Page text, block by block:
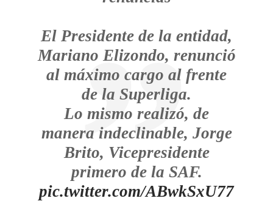
El Presidente de la entidad,
Mariano Elizondo, renunció
al máximo cargo al frente
de la Superliga.
Lo mismo realizó, de
manera indeclinable, Jorge
Brito, Vicepresidente
primero de la SAF.
pic.twitter.com/ABwkSxU77